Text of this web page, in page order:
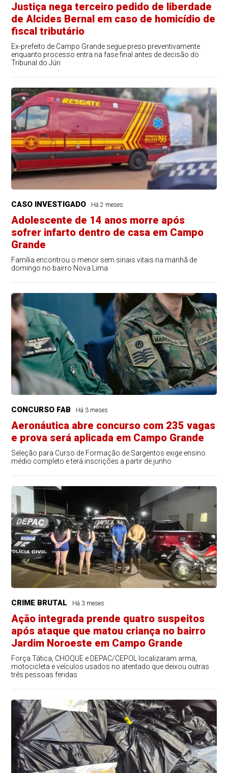
Justiça nega terceiro pedido de liberdade
de Alcides Bernal em caso de homicídio de
fiscal tributário
Ex-prefeito de Campo Grande segue preso preventivamente
enquanto processo entra na fase final antes de decisão do
Tribunal do Júri
CASO INVESTIGADO Há 2 meses
Adolescente de 14 anos morre após
sofrer infarto dentro de casa em Campo
Grande
Família encontrou o menor sem sinais vitais na manhã de
domingo no bairro Nova Lima
CONCURSO FAB Há 3 meses
Aeronáutica abre concurso com 235 vagas
e prova será aplicada em Campo Grande
Seleção para Curso de Formação de Sargentos exige ensino
médio completo e terá inscrições a partir de junho
CRIME BRUTAL Há 3 meses
Ação integrada prende quatro suspeitos
após ataque que matou criança no bairro
Jardim Noroeste em Campo Grande
Força Tática, CHOQUE e DEPAC/CEPOL localizaram arma,
motocicleta e veículos usados no atentado que deixou outras
três pessoas feridas